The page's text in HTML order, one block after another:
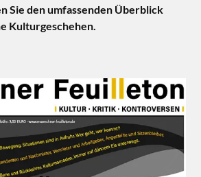
Sie den umfassenden Überblick
Kulturgeschehen.